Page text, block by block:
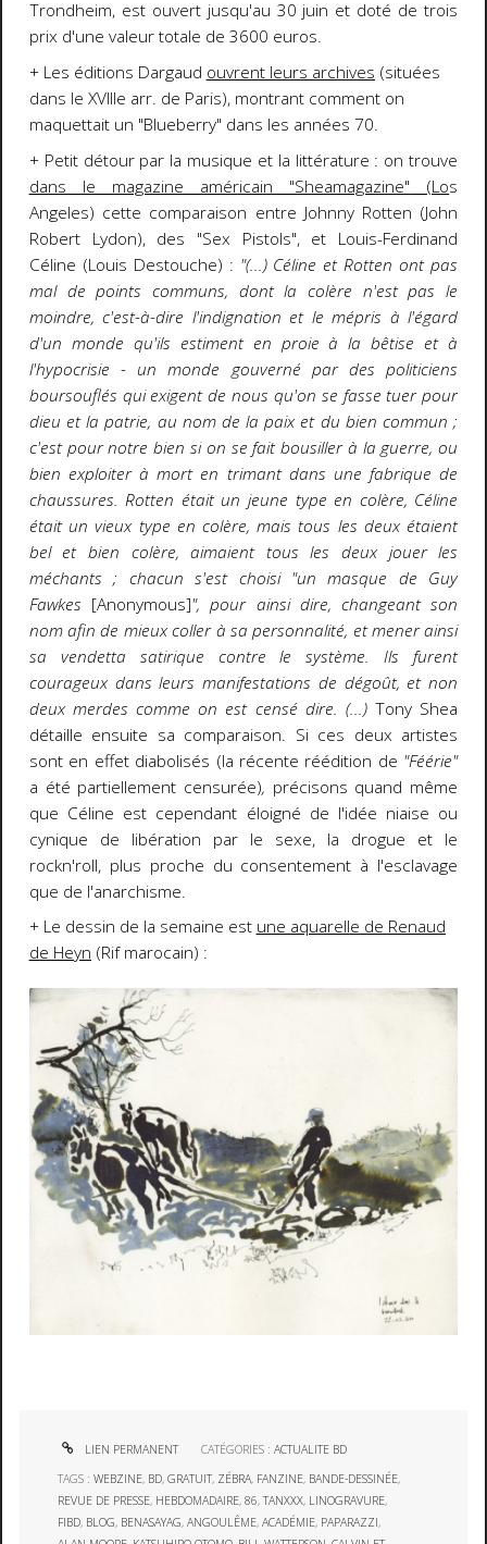
Trondheim, est ouvert jusqu'au 30 juin et doté de trois
prix d'une valeur totale de 3600 euros.
+ Les éditions Dargaud ouvrent leurs archives (situées
dans le XVIIIe arr. de Paris), montrant comment on
maquettait un "Blueberry" dans les années 70.
+ Petit détour par la musique et la littérature : on trouve
dans le magazine américain "Sheamagazine" (Los
Angeles) cette comparaison entre Johnny Rotten (John
Robert Lydon), des "Sex Pistols", et Louis-Ferdinand
Céline (Louis Destouche) : "(...) Céline et Rotten ont pas
mal de points communs, dont la colère n'est pas le
moindre, c'est-à-dire l'indignation et le mépris à l'égard
d'un monde qu'ils estiment en proie à la bêtise et à
l'hypocrisie - un monde gouverné par des politiciens
boursouflés qui exigent de nous qu'on se fasse tuer pour
dieu et la patrie, au nom de la paix et du bien commun ;
c'est pour notre bien si on se fait bousiller à la guerre, ou
bien exploiter à mort en trimant dans une fabrique de
chaussures. Rotten était un jeune type en colère, Céline
était un vieux type en colère, mais tous les deux étaient
bel et bien colère, aimaient tous les deux jouer les
méchants ; chacun s'est choisi "un masque de Guy
Fawkes [Anonymous]", pour ainsi dire, changeant son
nom afin de mieux coller à sa personnalité, et mener ainsi
sa vendetta satirique contre le système. Ils furent
courageux dans leurs manifestations de dégoût, et non
deux merdes comme on est censé dire. (...)Tony Shea
détaille ensuite sa comparaison. Si ces deux artistes
sont en effet diabolisés (la récente réédition de "Féérie"
a été partiellement censurée), précisons quand même
que Céline est cependant éloigné de l'idée niaise ou
cynique de libération par le sexe, la drogue et le
rockn'roll, plus proche du consentement à l'esclavage
que de l'anarchisme.
+ Le dessin de la semaine est une aquarelle de Renaud
de Heyn (Rif marocain) :
LIEN PERMANENT CATÉGORIES :ACTUALITE BD
TAGS :WEBZINE, BD,GRATUIT, ZÉBRA, FANZINE, BANDE-DESSINÉE,
REVUE DE PRESSE, HEBDOMADAIRE,86,TANXXX, LINOGRAVURE,
FIBD, BLOG, BENASAYAG,ANGOULÊME,ACADÉMIE, PAPARAZZI,